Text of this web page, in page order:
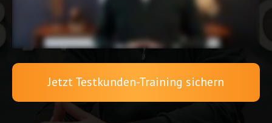
Jetzt Testkunden-Training sichern